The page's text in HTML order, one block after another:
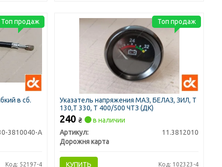
в сб.
3810040-А
Код: 52197-4
Топ продаж
Указатель напряжения МАЗ, БЕЛАЗ, ЗИЛ, Т
130,Т 330, Т 400/500 ЧТЗ (ДК)
240₴
в наличии
Артикул:
11.3812010
Дорожня карта
КУПИТЬ Код: 102323-4
Топ продаж